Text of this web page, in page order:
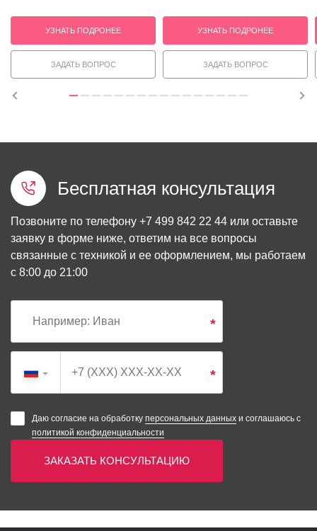
УЗНАТЬ ПОДРОНЕЕ
ЗАДАТЬ ВОПРОС
УЗНАТЬ ПОДРОНЕЕ
ЗАДАТЬ ВОПРОС
Бесплатная консультация
Позвоните по телефону +7 499 842 22 44 или оставьте
заявку в форме ниже, ответим на все вопросы
связанные с техникой и ее оформлением, мы работаем
с 8:00 до 21:00
*
*
Даю согласие на обработку персональных данных и соглашаюсь с
политикой конфиденциальности
ЗАКАЗАТЬ КОНСУЛЬТАЦИЮ